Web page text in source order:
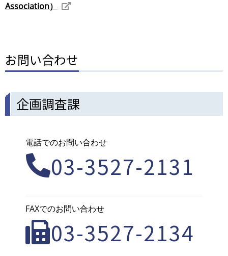
Association）
お問い合わせ
企画調査課
電話でのお問い合わせ
03-3527-2131
FAXでのお問い合わせ
03-3527-2134